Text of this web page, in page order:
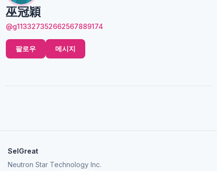
巫冠穎
@g113327352662567889174
팔로우 메시지
SelGreat
Neutron Star Technology Inc.